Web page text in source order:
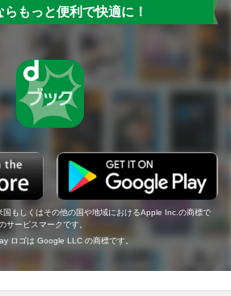
らもっと便利で快適に！
もしくはその他の国や地域におけるApple Inc.の商標で
ービスマークです。
ロゴは Google LLC の商標です。